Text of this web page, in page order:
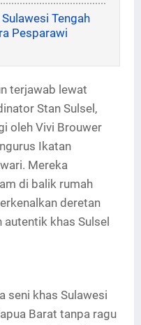
Tengah
Pesparawi
terjawab lewat
Stan Sulsel,
oleh Vivi Brouwer
Ikatan
Mereka
di balik rumah
deretan
khas Sulsel
seni khas Sulawesi
Barat tanpa ragu